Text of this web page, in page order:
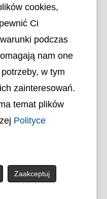
© uck.katowice.pl.
cookies,
Ci
podczas
nam one
w tym
zainteresowań.
temat plików
Polityce
Zaakceptuj